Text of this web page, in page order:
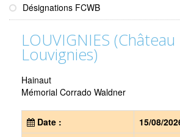
Désignations FCWB
LOUVIGNIES
Louvignies)
Hainaut
Mémorial Corrado Waldner
Date :
15/08/